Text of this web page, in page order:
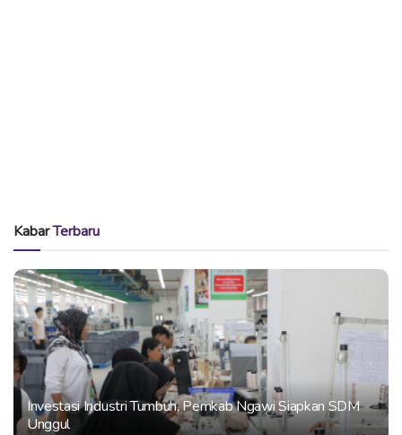
KabarTerbaru
Investasi Industri Tumbuh, Pemkab Ngawi Siapkan SDM
Unggul